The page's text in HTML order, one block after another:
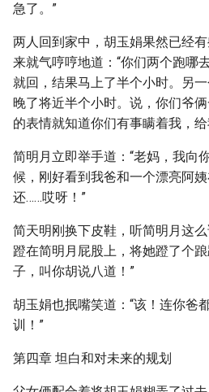
急了。”
两人回到家中，胡玉娟果然已经
来就气哼哼地道：“你们两个跑哪
就回，结果马上了半个小时。另
晚了将近半个小时。说，你们爷
的表情就知道你们有事瞒着我，
简明月立即举手道：“老妈，我向
候，刚好看到我爸和一个漂亮阿
还……哎呀！”
简天明刚换下皮鞋，听简明月这
蹬在简明月屁股上，将她蹬了个
子，叫你胡说八道！”
胡玉娟也抿嘴笑道：“该！连你爸
训！”
第四章 坦白和对未来的规划